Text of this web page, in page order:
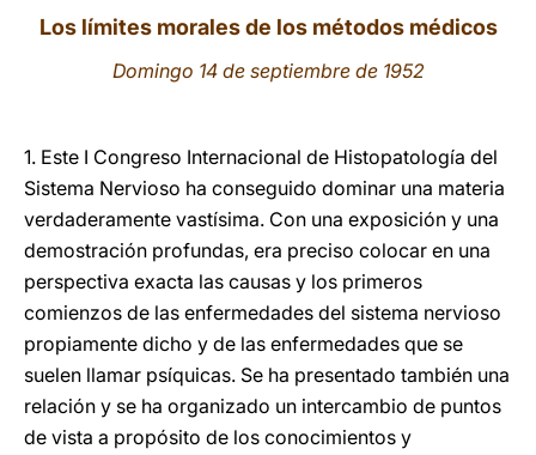
Los límites morales de los métodos médicos
Domingo 14 de septiembre de 1952
1. Este I Congreso Internacional de Histopatología del
Sistema Nervioso ha conseguido dominar una materia
verdaderamente vastísima. Con una exposición y una
demostración profundas, era preciso colocar en una
perspectiva exacta las causas y los primeros
comienzos de las enfermedades del sistema nervioso
propiamente dicho y de las enfermedades que se
suelen llamar psíquicas. Se ha presentado también una
relación y se ha organizado un intercambio de puntos
de vista a propósito de los conocimientos y